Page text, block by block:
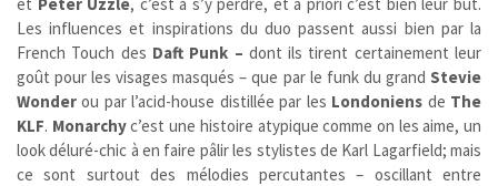
Les influences et inspirations du duo passent aussi bien par la
French Touch des Daft Punk – dont ils tirent certainement leur
goût pour les visages masqués – que par le funk du grand Stevie
Wonder ou par l’acid-house distillée par les Londoniens de The
KLF. Monarchyc’est une histoire atypique comme on les aime, un
look déluré-chic à en faire pâlir les stylistes de Karl Lagarfield; mais
ce sont surtout des mélodies percutantes – oscillant entre